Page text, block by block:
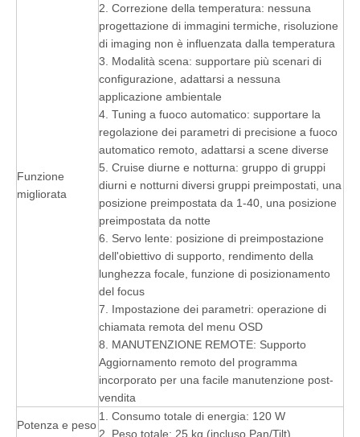
Funzione
migliorata
2. Correzione della temperatura: nessuna
progettazione di immagini termiche, risoluzione
di imaging non è influenzata dalla temperatura
3. Modalità scena: supportare più scenari di
configurazione, adattarsi a nessuna
applicazione ambientale
4. Tuning a fuoco automatico: supportare la
regolazione dei parametri di precisione a fuoco
automatico remoto, adattarsi a scene diverse
5. Cruise diurne e notturna: gruppo di gruppi
diurni e notturni diversi gruppi preimpostati, una
posizione preimpostata da 1-40, una posizione
preimpostata da notte
6. Servo lente: posizione di preimpostazione
dell'obiettivo di supporto, rendimento della
lunghezza focale, funzione di posizionamento
del focus
7. Impostazione dei parametri: operazione di
chiamata remota del menu OSD
8. MANUTENZIONE REMOTE: Supporto
Aggiornamento remoto del programma
incorporato per una facile manutenzione post-
vendita
Potenza e peso
1. Consumo totale di energia: 120 W
2. Peso totale: 25 kg (incluso Pan/Tilt)